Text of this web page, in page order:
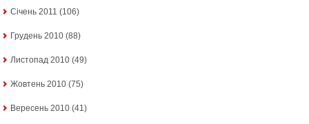
Січень 2011 (106)
Грудень 2010 (88)
Листопад 2010 (49)
Жовтень 2010 (75)
Вересень 2010 (41)